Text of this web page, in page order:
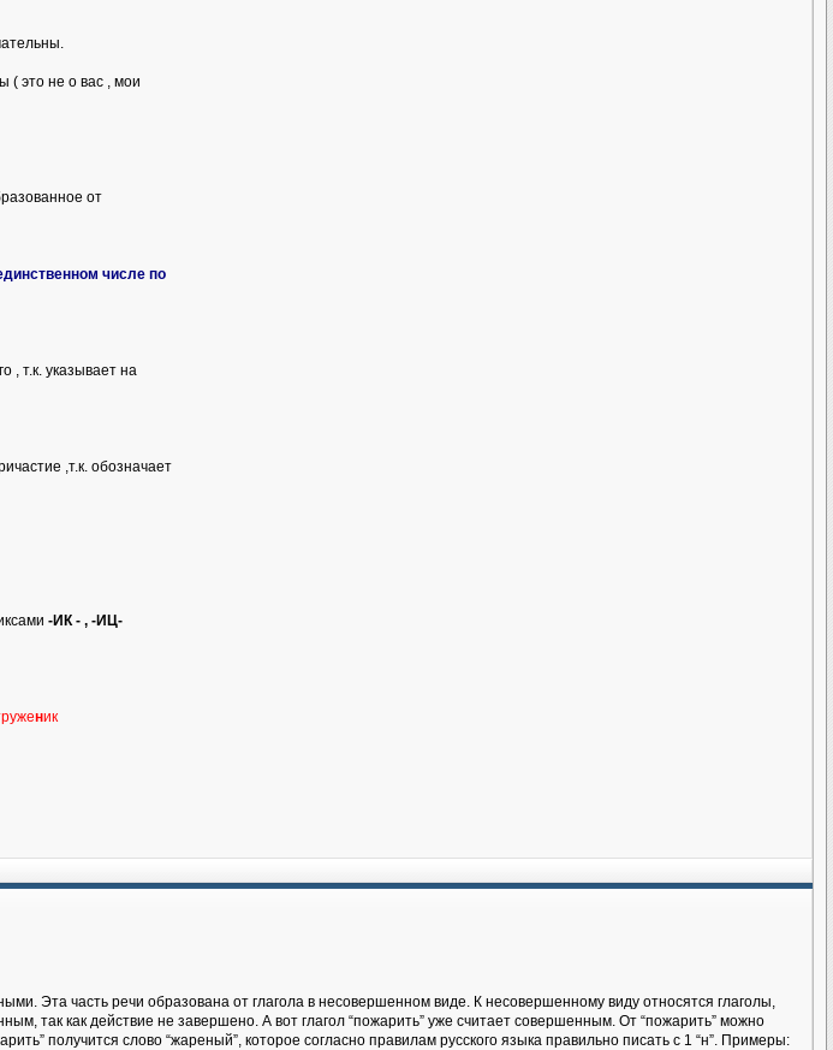
ы ( это не о вас , мои
от
числе по
, т.к. указывает на
,т.к. обозначает
-ИК - , -ИЦ-
ник
Эта часть речи образована от глагола в несовершенном виде. К несовершенному виду относятся глаголы,
так как действие не завершено. А вот глагол “пожарить” уже считает совершенным. От “пожарить” можно
получится слово “жареный”, которое согласно правилам русского языка правильно писать с 1 “н”. Примеры: